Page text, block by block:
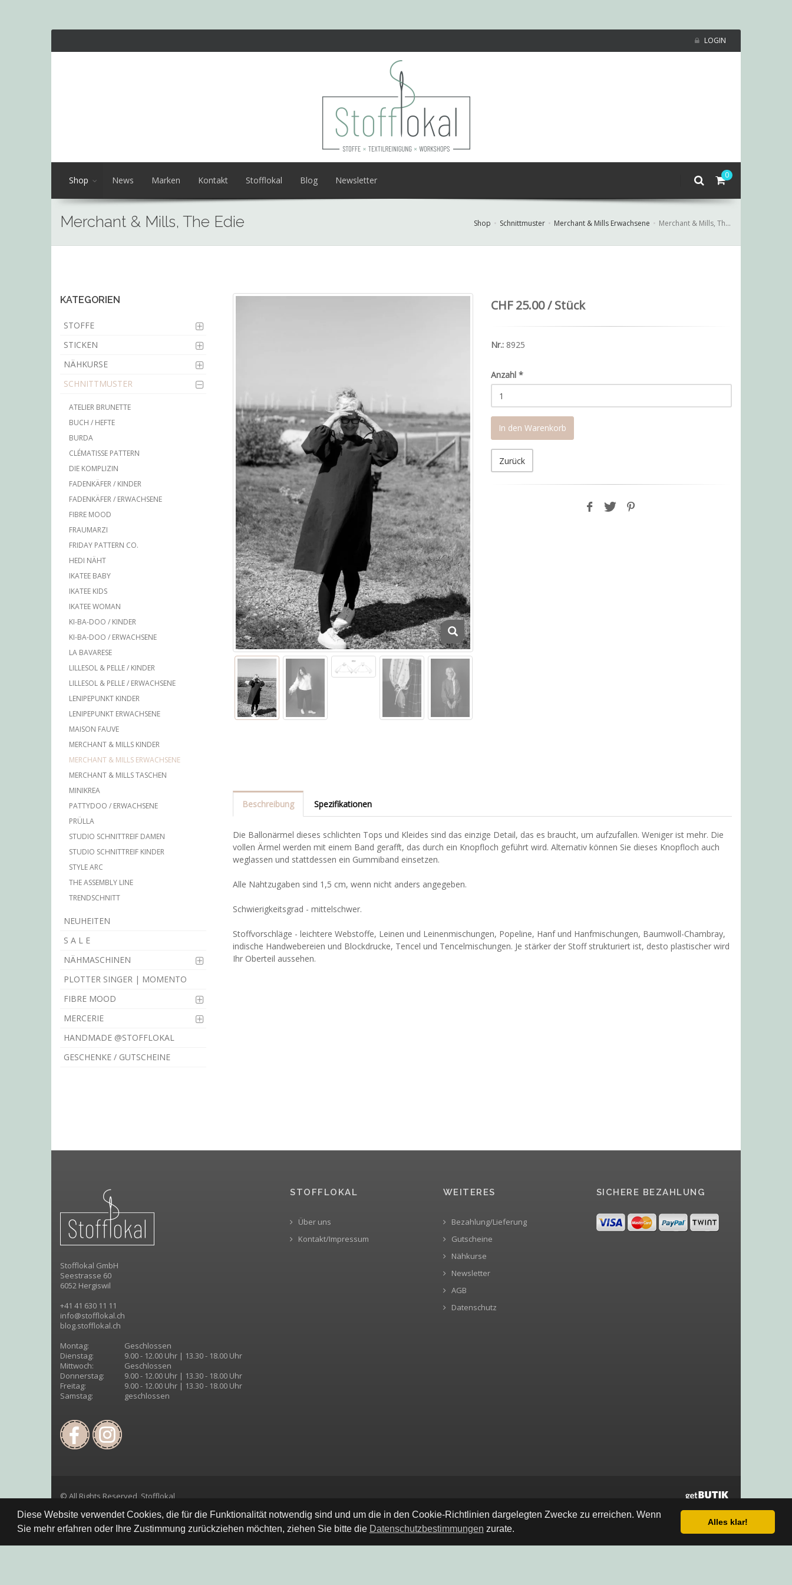
Diese Website verwendet Cookies, die für die Funktionalität notwendig sind und um die in den Cookie-Richtlinien dargelegten Zwecke zu erreichen. Wenn
Sie mehr erfahren oder Ihre Zustimmung zurückziehen möchten, ziehen Sie bitte die Datenschutzbestimmungen zurate.
Alles klar!
LOGIN
0
Shop News Marken Kontakt Stofflokal Blog Newsletter
Merchant & Mills, The Edie Shop Schnittmuster Merchant & Mills Erwachsene Merchant & Mills, The Edie
KATEGORIEN
STOFFE
STICKEN
NÄHKURSE
SCHNITTMUSTER
ATELIER BRUNETTE
BUCH / HEFTE
BURDA
CLÉMATISSE PATTERN
DIE KOMPLIZIN
FADENKÄFER / KINDER
FADENKÄFER / ERWACHSENE
FIBRE MOOD
FRAUMARZI
FRIDAY PATTERN CO.
HEDI NÄHT
IKATEE BABY
IKATEE KIDS
IKATEE WOMAN
KI-BA-DOO / KINDER
KI-BA-DOO / ERWACHSENE
LA BAVARESE
LILLESOL & PELLE / KINDER
LILLESOL & PELLE / ERWACHSENE
LENIPEPUNKT KINDER
LENIPEPUNKT ERWACHSENE
MAISON FAUVE
MERCHANT & MILLS KINDER
MERCHANT & MILLS ERWACHSENE
MERCHANT & MILLS TASCHEN
MINIKREA
PATTYDOO / ERWACHSENE
PRÜLLA
STUDIO SCHNITTREIF DAMEN
STUDIO SCHNITTREIF KINDER
STYLE ARC
THE ASSEMBLY LINE
TRENDSCHNITT
NEUHEITEN
S A L E
NÄHMASCHINEN
PLOTTER SINGER | MOMENTO
FIBRE MOOD
MERCERIE
HANDMADE @STOFFLOKAL
GESCHENKE / GUTSCHEINE
CHF 25.00 / Stück
Nr.: 8925
Anzahl *
In den Warenkorb
Zurück
Beschreibung Spezifikationen
Die Ballonärmel dieses schlichten Tops und Kleides sind das einzige Detail, das es braucht, um aufzufallen. Weniger ist mehr. Die
vollen Ärmel werden mit einem Band gerafft, das durch ein Knopfloch geführt wird. Alternativ können Sie dieses Knopfloch auch
weglassen und stattdessen ein Gummiband einsetzen.
Alle Nahtzugaben sind 1,5 cm, wenn nicht anders angegeben.
Schwierigkeitsgrad - mittelschwer.
Stoffvorschläge - leichtere Webstoffe, Leinen und Leinenmischungen, Popeline, Hanf und Hanfmischungen, Baumwoll-Chambray,
indische Handwebereien und Blockdrucke, Tencel und Tencelmischungen. Je stärker der Stoff strukturiert ist, desto plastischer wird
Ihr Oberteil aussehen.
Stofflokal GmbH
Seestrasse 60
6052 Hergiswil
+41 41 630 11 11
info@stofflokal.ch
blog.stofflokal.ch
Montag:
Geschlossen
Dienstag:
9.00 - 12.00 Uhr | 13.30 - 18.00 Uhr
Mittwoch:
Geschlossen
Donnerstag:
9.00 - 12.00 Uhr | 13.30 - 18.00 Uhr
Freitag:
9.00 - 12.00 Uhr | 13.30 - 18.00 Uhr
Samstag:
geschlossen
STOFFLOKAL
Über uns
Kontakt/Impressum
WEITERES
Bezahlung/Lieferung
Gutscheine
Nähkurse
Newsletter
AGB
Datenschutz
SICHERE BEZAHLUNG
© All Rights Reserved, Stofflokal